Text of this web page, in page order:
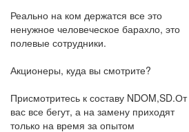
Реально на ком держатся все это
ненужное человеческое барахло, это
полевые сотрудники.
Акционеры, куда вы смотрите?
Присмотритесь к составу NDOM,SD.От
вас все бегут, а на замену приходят
только на время за опытом